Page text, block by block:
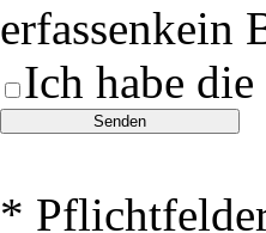
erfassenkein
Ich habe
*